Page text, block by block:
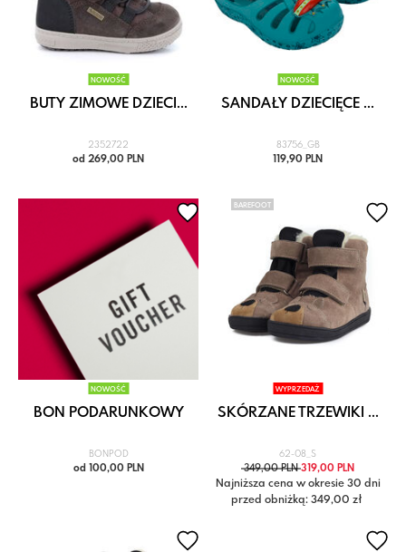
NOWOŚĆ
BUTY ZIMOWE DZIECI...
2352722
od 269,00 PLN
NOWOŚĆ
SANDAŁY DZIECIĘCE ...
83756_GB
119,90 PLN
NOWOŚĆ
BON PODARUNKOWY
BONPOD
od 100,00 PLN
BAREFOOT
WYPRZEDAŻ
SKÓRZANE TRZEWIKI ...
62-08_S
349,00 PLN319,00 PLN
Najniższa cena w okresie 30 dni
przed obniżką: 349,00 zł